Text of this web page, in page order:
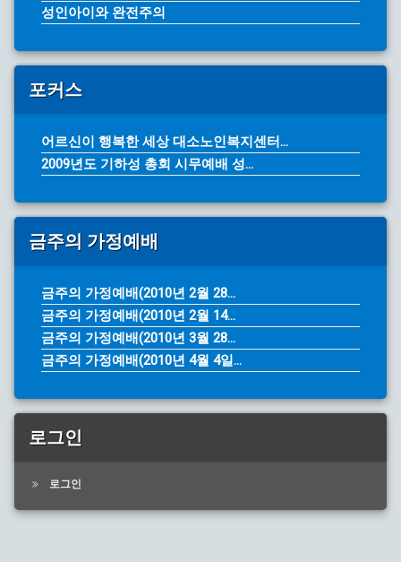
성인아이와 완전주의
포커스
어르신이 행복한 세상 대소노인복지센터...
2009년도 기하성 총회 시무예배 성...
금주의 가정예배
금주의 가정예배(2010년 2월 28...
금주의 가정예배(2010년 2월 14...
금주의 가정예배(2010년 3월 28...
금주의 가정예배(2010년 4월 4일...
로그인
로그인